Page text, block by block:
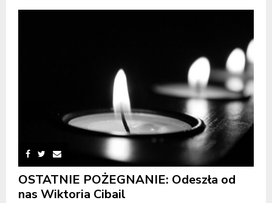
OSTATNIE POŻEGNANIE: Odeszła od
nas Wiktoria Cibail